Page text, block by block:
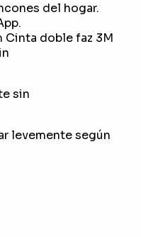
del hogar.
Cinta doble faz 3M
sin
levemente según